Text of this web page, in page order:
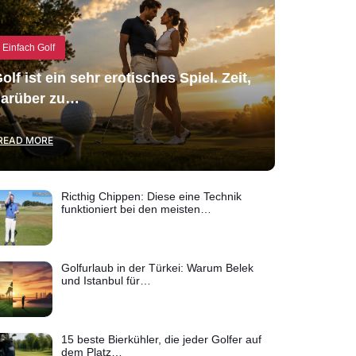
Einfach Golf
ist ein sehr erotisches Spiel. Zeit,
zu…
MORE
Ricthig Chippen: Diese eine Technik
funktioniert bei den meisten…
Golfurlaub in der Türkei: Warum Belek
und Istanbul für…
15 beste Bierkühler, die jeder Golfer auf
dem Platz…